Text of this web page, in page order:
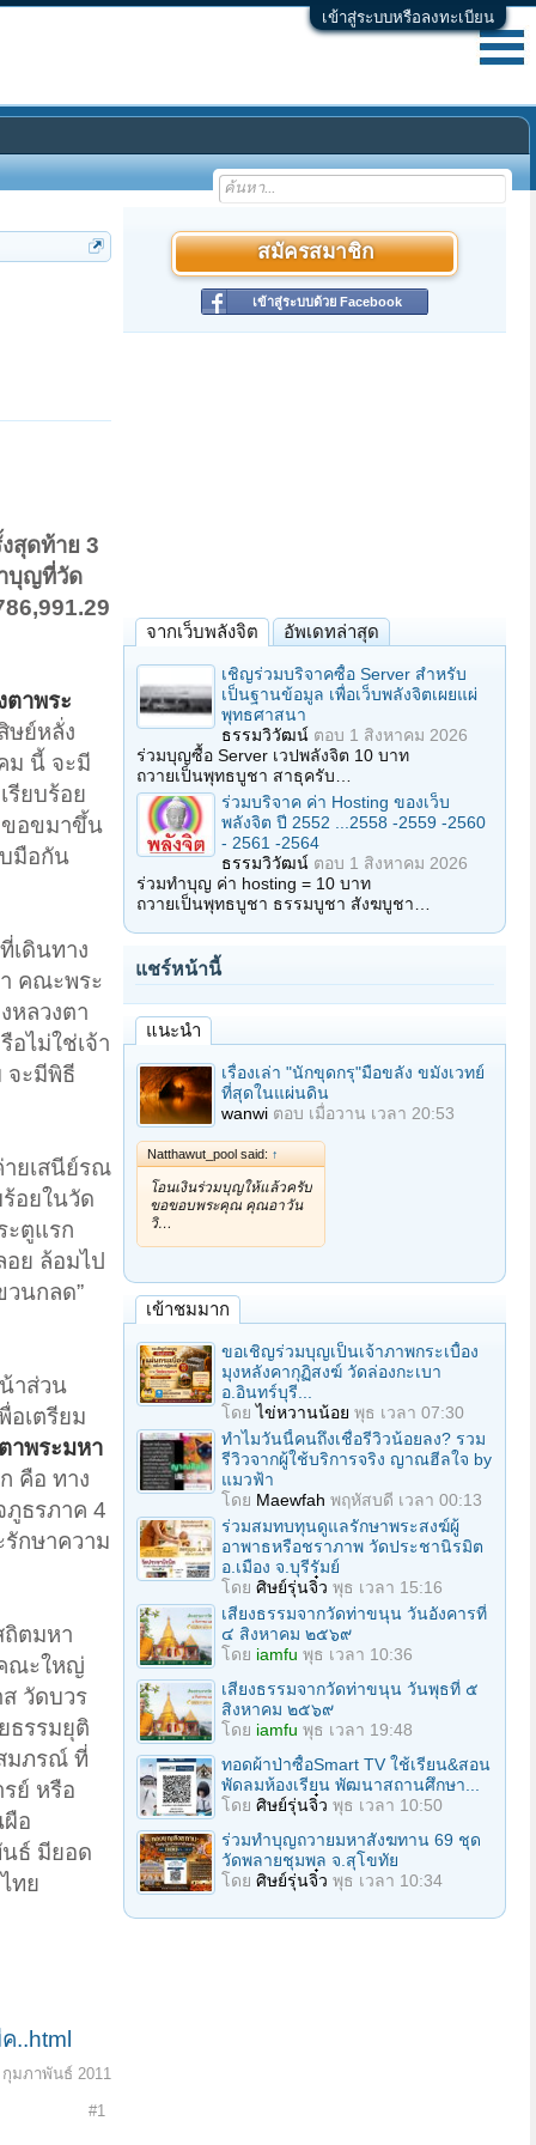
เข้าสู่ระบบหรือลงทะเบียน
สุดท้าย 3
บุญที่วัด
ตาพระ
ษย์หลั่ง
ม นี้ จะมี
รียบร้อย
ขอขมาขึ้น
มือกัน
เดินทาง
คณะพระ
หลวงตา
อไม่ใช่เจ้า
จะมีพิธี
ายเสนีย์รณ
อยในวัด
ะตูแรก
อย ล้อมไป
นกลด”
าส่วน
อเตรียม
าพระมหา
คือ ทาง
ภูธรภาค 4
กษาความ
ถิตมหา
ณะใหญ่
วัดบวร
ธรรมยุติ
มภรณ์ ที่
ย์ หรือ
อ
ธ์ มียอด
ทย
..html
กุมภาพันธ์ 2011
#1
สมัครสมาชิก
เข้าสู่ระบบด้วย Facebook
จากเว็บพลังจิต อัพเดทล่าสุด
เชิญร่วมบริจาคซื้อ Server สำหรับ
เป็นฐานข้อมูล เพื่อเว็บพลังจิตเผยแผ่
พุทธศาสนา
ธรรมวิวัฒน์ ตอบ 1 สิงหาคม 2026
ร่วมบุญซื้อ Server เวปพลังจิต 10 บาท
ถวายเป็นพุทธบูชา สาธุครับ…
ร่วมบริจาค ค่า Hosting ของเว็บ
พลังจิต ปี 2552 ...2558 -2559 -2560
- 2561 -2564
ธรรมวิวัฒน์ ตอบ 1 สิงหาคม 2026
ร่วมทำบุญ ค่า hosting = 10 บาท
ถวายเป็นพุทธบูชา ธรรมบูชา สังฆบูชา…
แชร์หน้านี้
แนะนำ
เรื่องเล่า "นักขุดกรุ"มือขลัง ขมังเวทย์
ที่สุดในแผ่นดิน
wanwi ตอบ เมื่อวาน เวลา 20:53
Natthawut_pool said: ↑
โอนเงินร่วมบุญให้แล้วครับ
ขอขอบพระคุณ คุณอาวัน
วิ…
เข้าชมมาก
ขอเชิญร่วมบุญเป็นเจ้าภาพกระเบื้อง
มุงหลังคากุฏิสงฆ์ วัดล่องกะเบา
อ.อินทร์บุรี...
โดยไข่หวานน้อย พุธ เวลา 07:30
ทำไมวันนี้คนถึงเชื่อรีวิวน้อยลง? รวม
รีวิวจากผู้ใช้บริการจริง ญาณฮีลใจ by
แมวฟ้า
โดย Maewfah พฤหัสบดี เวลา 00:13
ร่วมสมทบทุนดูแลรักษาพระสงฆ์ผู้
อาพาธหรือชราภาพ วัดประชานิรมิต
อ.เมือง จ.บุรีรัมย์
โดย ศิษย์รุ่นจิ๋ว พุธ เวลา 15:16
เสียงธรรมจากวัดท่าขนุน วันอังคารที่
๔ สิงหาคม ๒๕๖๙
โดย iamfu พุธ เวลา 10:36
เสียงธรรมจากวัดท่าขนุน วันพุธที่ ๕
สิงหาคม ๒๕๖๙
โดย iamfu พุธ เวลา 19:48
ทอดผ้าป่าซื้อSmart TV ใช้เรียน&สอน
พัดลมห้องเรียน พัฒนาสถานศึกษา...
โดย ศิษย์รุ่นจิ๋ว พุธ เวลา 10:50
ร่วมทําบุญถวายมหาสังฆทาน 69 ชุด
วัดพลายชุมพล จ.สุโขทัย
โดย ศิษย์รุ่นจิ๋ว พุธ เวลา 10:34